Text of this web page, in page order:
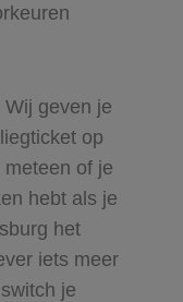
geven je
op
of je
hebt als je
het
iets meer
je